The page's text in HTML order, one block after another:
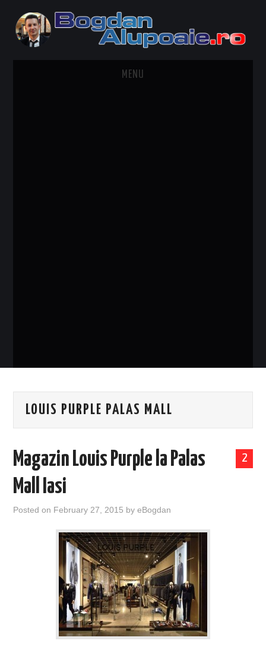
MENU
LOUIS PURPLE PALAS MALL
2
Magazin Louis Purple la Palas
Mall Iasi
Posted on February 27, 2015 byeBogdan